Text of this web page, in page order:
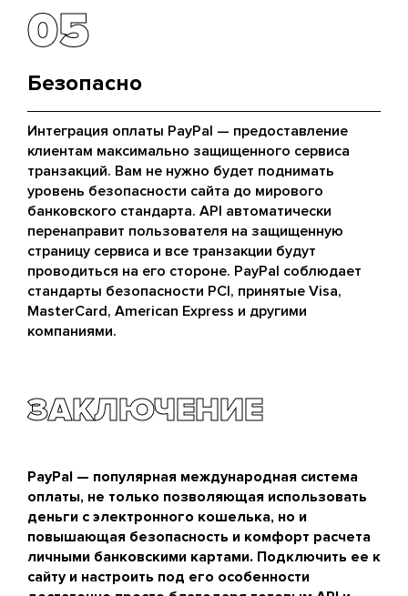
05
05
Безопасно
Интеграция оплаты PayPal — предоставление
клиентам максимально защищенного сервиса
транзакций. Вам не нужно будет поднимать
уровень безопасности сайта до мирового
банковского стандарта. API автоматически
перенаправит пользователя на защищенную
страницу сервиса и все транзакции будут
проводиться на его стороне. PayPal соблюдает
стандарты безопасности PCI, принятые Visa,
MasterCard, American Express и другими
компаниями.
ЗАКЛЮЧЕНИЕ
PayPal — популярная международная система
оплаты, не только позволяющая использовать
деньги с электронного кошелька, но и
повышающая безопасность и комфорт расчета
личными банковскими картами. Подключить ее к
сайту и настроить под его особенности